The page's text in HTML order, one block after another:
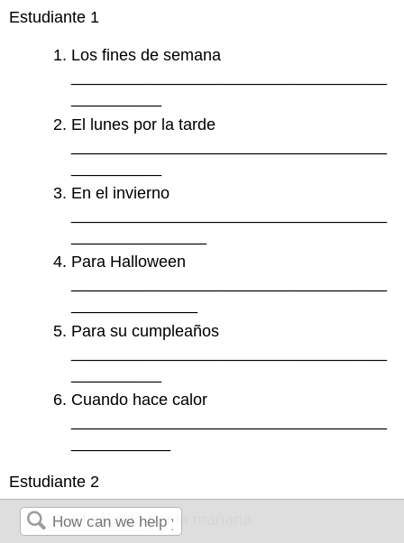
Estudiante 1
Los fines de semana
El lunes por la tarde
En el invierno
Para Halloween
Para su cumpleaños
Cuando hace calor
Estudiante 2
El sábado por la mañana